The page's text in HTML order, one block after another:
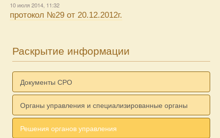
10 июля 2014, 11:32
протокол №29 от 20.12.2012г.
Раскрытие информации
Документы СРО
Органы управления и специализированные органы
Решения органов управления